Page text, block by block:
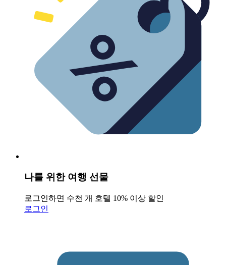
나를 위한 여행 선물
로그인하면 수천 개 호텔 10% 이상 할인
로그인